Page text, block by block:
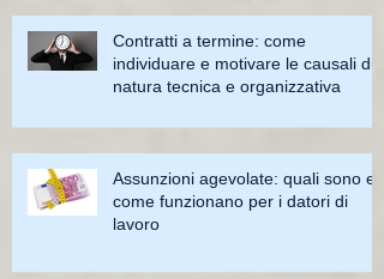
Contratti a termine: come
individuare e motivare le causali di
natura tecnica e organizzativa
Assunzioni agevolate: quali sono e
come funzionano per i datori di
lavoro